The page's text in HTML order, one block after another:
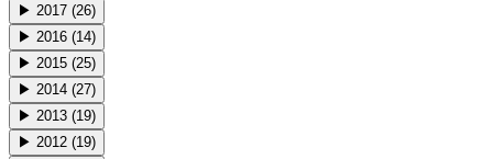
▶ 2017 (26)
▶ 2016 (14)
▶ 2015 (25)
▶ 2014 (27)
▶ 2013 (19)
▶ 2012 (19)